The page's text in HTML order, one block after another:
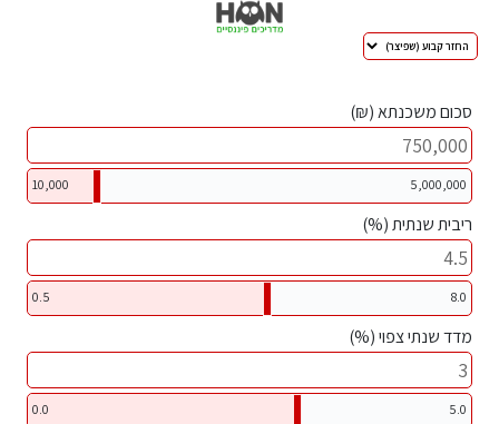
סכום משכנתא (₪)
10,000 5,000,000
ריבית שנתית (%)
0.5 8.0
מדד שנתי צפוי (%)
0.0 5.0